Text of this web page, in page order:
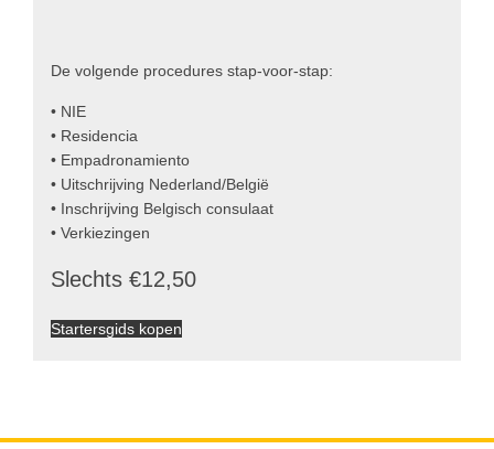
De volgende procedures stap-voor-stap:
• NIE
• Residencia
• Empadronamiento
• Uitschrijving Nederland/België
• Inschrijving Belgisch consulaat
• Verkiezingen
Slechts €12,50
Startersgids kopen